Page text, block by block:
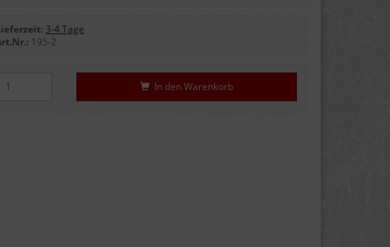
3-4 Tage
195-2
In den Warenkorb